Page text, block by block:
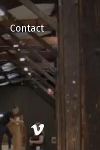
Contact